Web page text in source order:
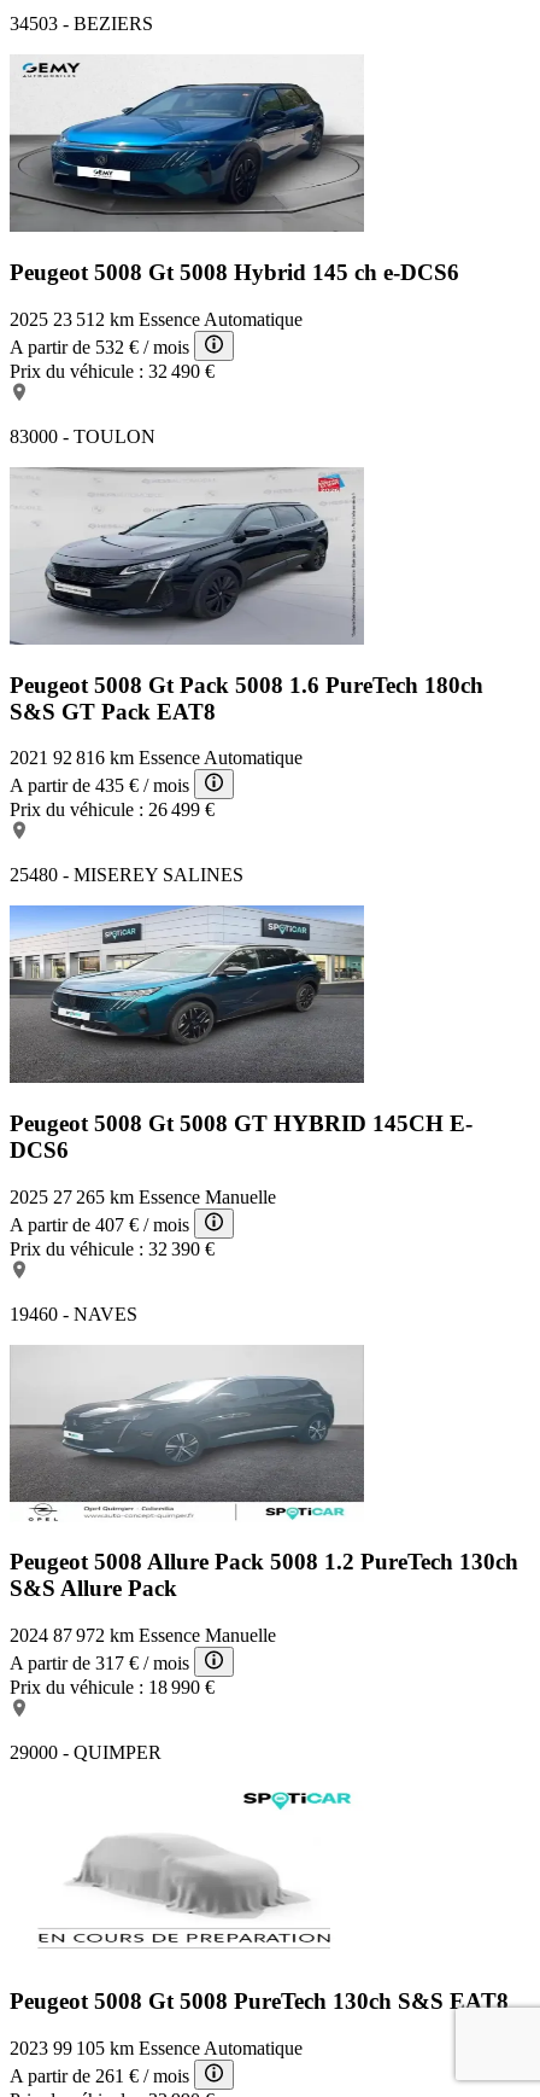
34503 - BEZIERS
Peugeot 5008 Gt 5008 Hybrid 145 ch e-DCS6
2025 23 512 km Essence Automatique
A partir de 532 € / mois
Prix du véhicule : 32 490 €
83000 - TOULON
Peugeot 5008 Gt Pack 5008 1.6 PureTech 180ch
S&S GT Pack EAT8
2021 92 816 km Essence Automatique
A partir de 435 € / mois
Prix du véhicule : 26 499 €
25480 - MISEREY SALINES
Peugeot 5008 Gt 5008 GT HYBRID 145CH E-
DCS6
2025 27 265 km Essence Manuelle
A partir de 407 € / mois
Prix du véhicule : 32 390 €
19460 - NAVES
Peugeot 5008 Allure Pack 5008 1.2 PureTech 130ch
S&S Allure Pack
2024 87 972 km Essence Manuelle
A partir de 317 € / mois
Prix du véhicule : 18 990 €
29000 - QUIMPER
Peugeot 5008 Gt 5008 PureTech 130ch S&S EAT8
2023 99 105 km Essence Automatique
A partir de 261 € / mois